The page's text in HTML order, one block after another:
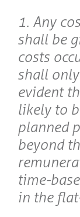
1. Any
shall be
costs
shall
evident
likely to
planned
beyond
time-
in the